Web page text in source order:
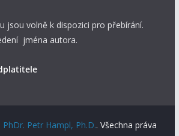
jsou volně k dispozici pro přebírání.
jména autora.
PhDr. Petr Hampl, Ph.D.. Všechna práva